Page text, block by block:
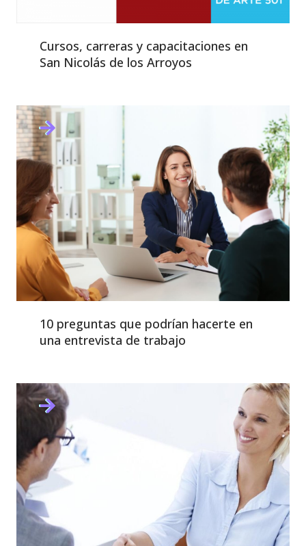
Cursos, carreras y capacitaciones en
San Nicolás de los Arroyos
10 preguntas que podrían hacerte en
una entrevista de trabajo